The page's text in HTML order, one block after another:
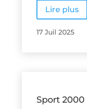
Lire plus
17 Juil 2025
Sport 2000